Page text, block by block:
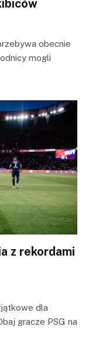
obecnie
mogli
z rekordami
dla
gracze PSG na